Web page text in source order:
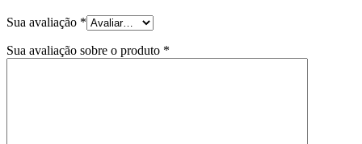
Sua avaliação *
Sua avaliação sobre o produto *